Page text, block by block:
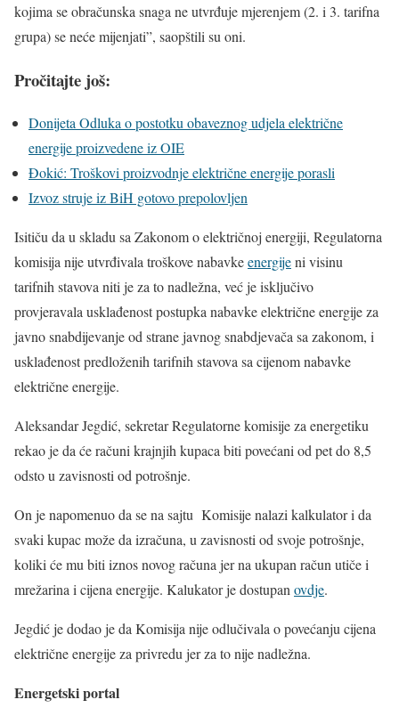
kojima se obračunska snaga ne utvrđuje mjerenjem (2. i 3. tarifna
grupa) se neće mijenjati”, saopštili su oni.
Pročitajte još:
Donijeta Odluka o postotku obaveznog udjela električne
energije proizvedene iz OIE
Đokić: Troškovi proizvodnje električne energije porasli
Izvoz struje iz BiH gotovo prepolovljen
Isitiču da u skladu sa Zakonom o električnoj energiji, Regulatorna
komisija nije utvrđivala troškove nabavkeenergijeni visinu
tarifnih stavova niti je za to nadležna, već je isklјučivo
provjeravala usklađenost postupka nabavke električne energije za
javno snabdijevanje od strane javnog snabdjevača sa zakonom, i
usklađenost predloženih tarifnih stavova sa cijenom nabavke
električne energije.
Aleksandar Jegdić, sekretar Regulatorne komisije za energetiku
rekao je da će računi krajnjih kupaca biti povećani od pet do 8,5
odsto u zavisnosti od potrošnje.
On je napomenuo da se na sajtu Komisije nalazi kalkulator i da
svaki kupac može da izračuna, u zavisnosti od svoje potrošnje,
koliki će mu biti iznos novog računa jer na ukupan račun utiče i
mrežarina i cijena energije. Kalukator je dostupanovdje.
Jegdić je dodao je da Komisija nije odlučivala o povećanju cijena
električne energije za privredu jer za to nije nadležna.
Energetski portal